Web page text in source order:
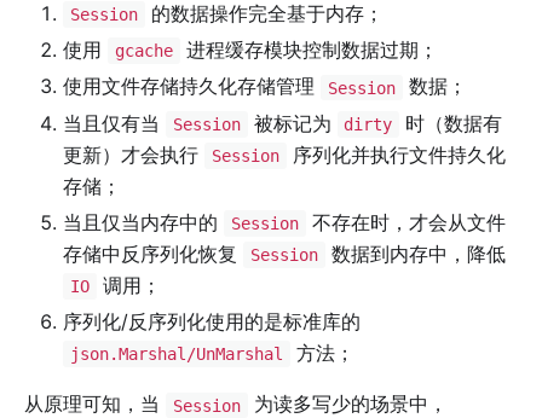
Session
的数据操作完全基于内存；
使用
gcache
进程缓存模块控制数据过期；
使用文件存储持久化存储管理
Session
数据；
当且仅有当
Session 被标记为 dirty
时（数据有
更新）才会执行
Session
序列化并执行文件持久化
存储；
当且仅当内存中的
Session
不存在时，才会从文件
存储中反序列化恢复
Session 数据到内存中，降低
IO
调用；
序列化/反序列化使用的是标准库的
json.Marshal/UnMarshal 方法；
从原理可知，当 Session 为读多写少的场景中，